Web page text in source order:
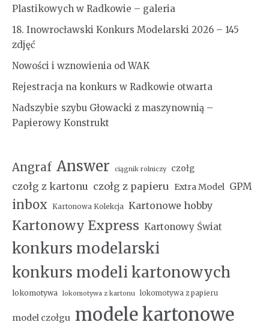
Plastikowych w Radkowie – galeria
18. Inowrocławski Konkurs Modelarski 2026 – 145
zdjęć
Nowości i wznowienia od WAK
Rejestracja na konkurs w Radkowie otwarta
Nadszybie szybu Głowacki z maszynownią –
Papierowy Konstrukt
Angraf Answer ciągnik rolniczy czołg
czołg z kartonu czołg z papieru Extra Model GPM
inbox Kartonowa Kolekcja Kartonowe hobby
Kartonowy Express Kartonowy Świat
konkurs modelarski
konkurs modeli kartonowych
lokomotywa lokomotywa z kartonu lokomotywa z papieru
model czołgu modele kartonowe